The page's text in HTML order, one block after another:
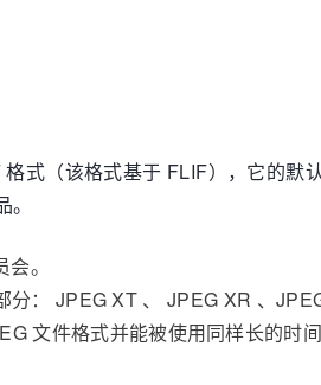
式（该格式基于 FLIF），它的
。
： JPEG XT 、 JPEG XR 、
文件格式并能被使用同样长的时间